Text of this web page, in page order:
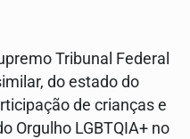
Tribunal Federal
do estado do
de crianças e
Orgulho LGBTQIA+ no